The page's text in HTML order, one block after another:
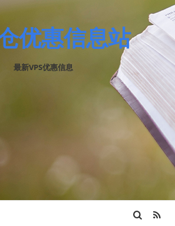
优惠信息站
最新VPS优惠信息